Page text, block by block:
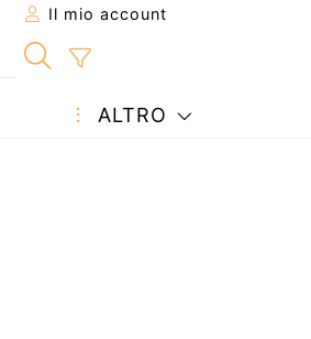
Il mio account
ALTRO